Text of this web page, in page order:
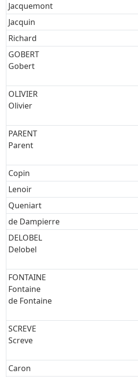
Jacquemont
Jacquin
Richard
GOBERT
Gobert
OLIVIER
Olivier
PARENT
Parent
Copin
Lenoir
Queniart
de Dampierre
DELOBEL
Delobel
FONTAINE
Fontaine
de Fontaine
SCREVE
Screve
Caron